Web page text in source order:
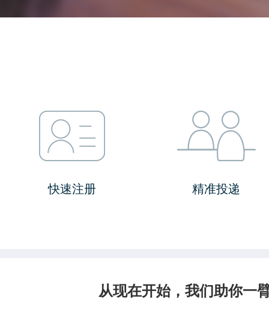
快速注册 精准投递
从现在开始，我们助你一